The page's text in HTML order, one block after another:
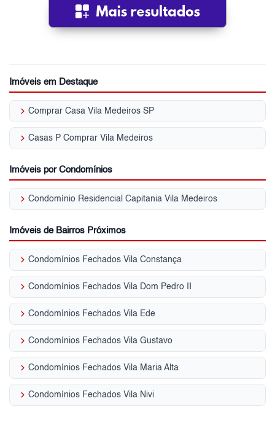
Imóveis em Destaque
keyboard_arrow_right Comprar Casa Vila Medeiros SP
keyboard_arrow_right Casas P Comprar Vila Medeiros
Imóveis por Condomínios
keyboard_arrow_right Condomínio Residencial Capitania Vila Medeiros
Imóveis de Bairros Próximos
keyboard_arrow_right Condomínios Fechados Vila Constança
keyboard_arrow_right Condomínios Fechados Vila Dom Pedro II
keyboard_arrow_right Condomínios Fechados Vila Ede
keyboard_arrow_right Condomínios Fechados Vila Gustavo
keyboard_arrow_right Condomínios Fechados Vila Maria Alta
keyboard_arrow_right Condomínios Fechados Vila Nivi